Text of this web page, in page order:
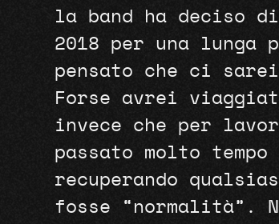
la band ha deciso
2018 per una lunga
pensato che ci
Forse avrei
invece che per
passato molto
recuperando
fosse “normalità”.